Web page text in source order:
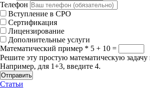
Телефон
Вступление в СРО
Сертификация
Лицензирование
Дополнительные услуги
Математический пример * 5 + 10 =
Решите эту простую математическую задачу
Например, для 1+3, введите 4.
Отправить
Статьи